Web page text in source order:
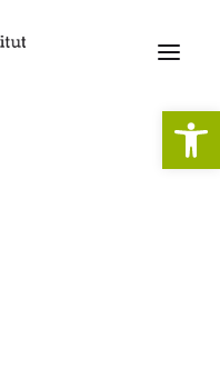
der 8.
in
November